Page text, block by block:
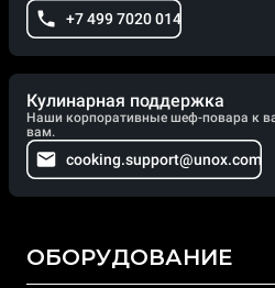
+7 499 7020 014
Кулинарная поддержка
Наши корпоративные шеф-повара к
вам.
cooking.support@unox.com
ОБОРУДОВАНИЕ